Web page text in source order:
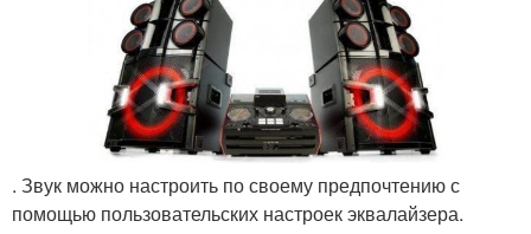
. Звук можно настроить по своему предпочтению с
помощью пользовательских настроек эквалайзера.